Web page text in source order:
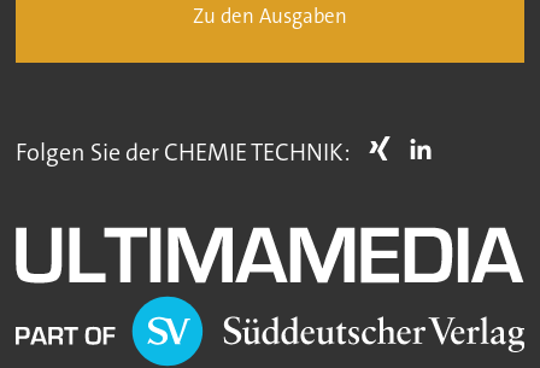
Zu den Ausgaben
Folgen Sie der CHEMIE TECHNIK: